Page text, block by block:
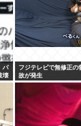
パ
壊
フジテレビで無修正
故が発生